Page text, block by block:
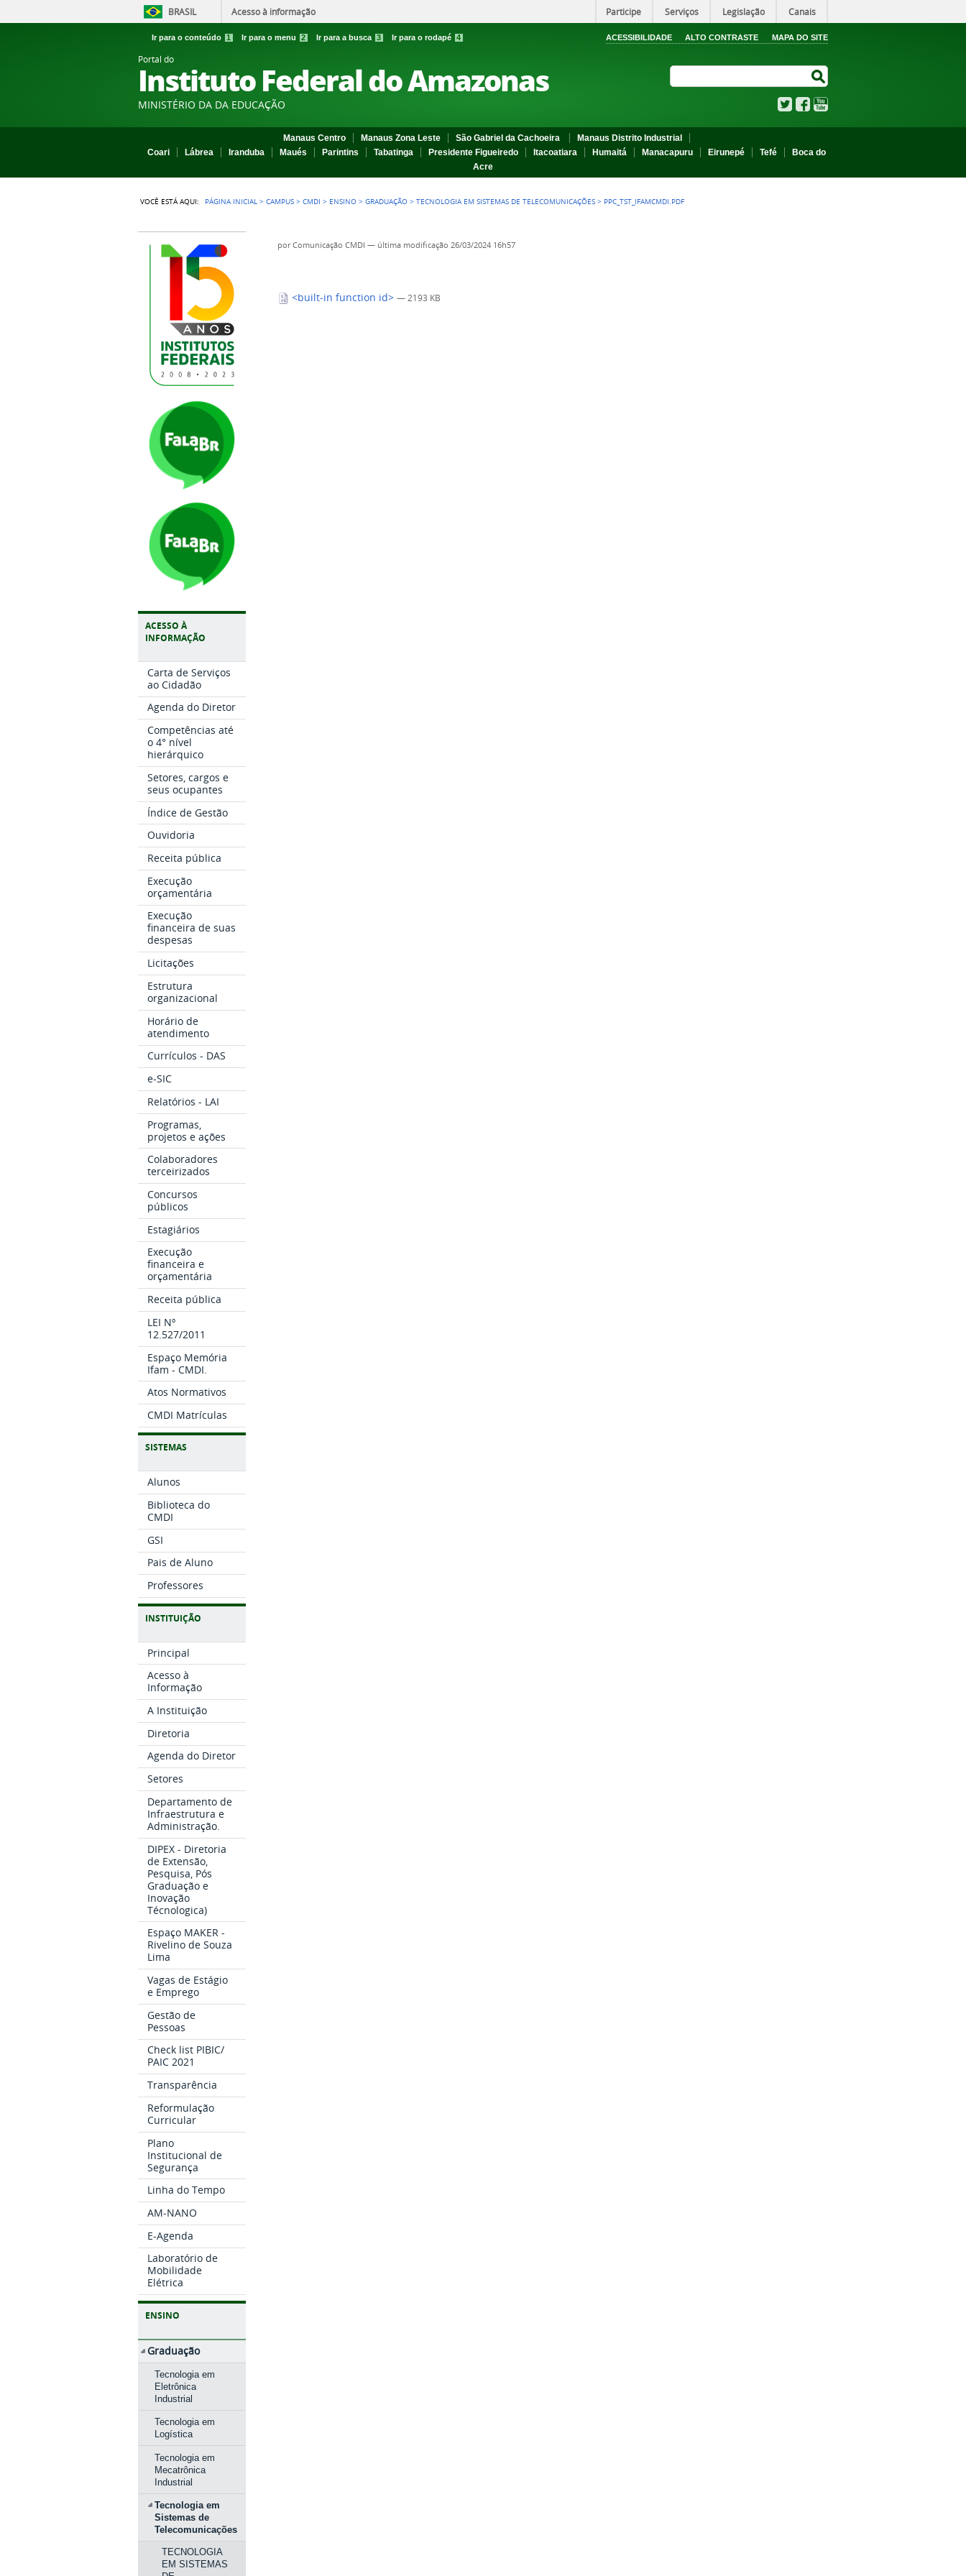
BRASIL Acesso à informação Participe Serviços Legislação Canais
Ir para o conteúdo 1 Ir para o menu 2 Ir para a busca 3 Ir para o rodapé 4 ACESSIBILIDADE ALTO CONTRASTE MAPA DO SITE
Portal do
Instituto Federal do Amazonas
MINISTÉRIO DA DA EDUCAÇÃO TwitterFacebook
Manaus Centro Manaus Zona Leste São Gabriel da Cachoeira
Manaus Distrito Industrial
Coari
Lábrea Iranduba Maués Parintins Tabatinga Presidente Figueiredo Itacoatiara Humaitá Manacapuru Eirunepé Tefé
Boca do
Acre
VOCÊ ESTÁ AQUI: PÁGINA INICIAL >CAMPUS >CMDI > ENSINO >GRADUAÇÃO >TECNOLOGIA EM SISTEMAS DE TELECOMUNICAÇÕES > PPC_TST_IFAMCMDI.PDF
ACESSO À
INFORMAÇÃO
Carta de Serviços
ao Cidadão
Agenda do Diretor
Competências até
o 4° nível
hierárquico
Setores, cargos e
seus ocupantes
Índice de Gestão
Ouvidoria
Receita pública
Execução
orçamentária
Execução
financeira de suas
despesas
Licitações
Estrutura
organizacional
Horário de
atendimento
Currículos - DAS
e-SIC
Relatórios - LAI
Programas,
projetos e ações
Colaboradores
terceirizados
Concursos
públicos
Estagiários
Execução
financeira e
orçamentária
Receita pública
LEI Nº
12.527/2011
Espaço Memória
Ifam - CMDI.
Atos Normativos
CMDI Matrículas
SISTEMAS
Alunos
Biblioteca do
CMDI
GSI
Pais de Aluno
Professores
INSTITUIÇÃO
Principal
Acesso à
Informação
A Instituição
Diretoria
Agenda do Diretor
Setores
Departamento de
Infraestrutura e
Administração.
DIPEX - Diretoria
de Extensão,
Pesquisa, Pós
Graduação e
Inovação
Técnologica)
Espaço MAKER -
Rivelino de Souza
Lima
Vagas de Estágio
e Emprego
Gestão de
Pessoas
Check list PIBIC/
PAIC 2021
Transparência
Reformulação
Curricular
Plano
Institucional de
Segurança
Linha do Tempo
AM-NANO
E-Agenda
Laboratório de
Mobilidade
Elétrica
ENSINO
Graduação
Tecnologia em
Eletrônica
Industrial
Tecnologia em
Logística
Tecnologia em
Mecatrônica
Industrial
Tecnologia em
Sistemas de
Telecomunicações
TECNOLOGIA
EM SISTEMAS
porComunicação CMDI — última modificação 26/03/2024 16h57
<built-in function id>— 2193 KB